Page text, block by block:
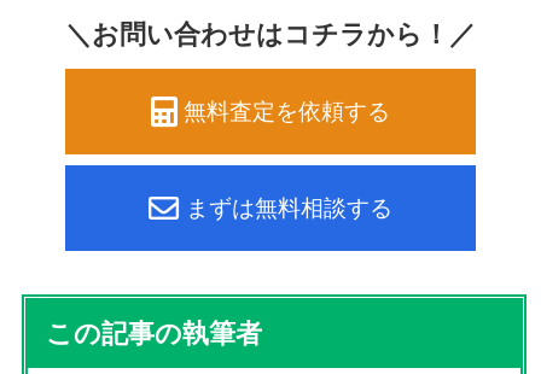
＼お問い合わせはコチラから！／
無料査定を依頼する
まずは無料相談する
この記事の執筆者